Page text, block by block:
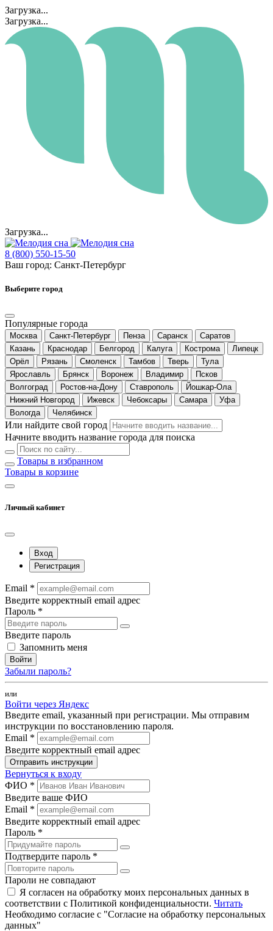
Загрузка...
Загрузка...
Загрузка...
8 (800) 550-15-50
Ваш город: Санкт-Петербург
Выберите город
Популярные города
Москва Санкт-Петербург Пенза Саранск
Саратов
Казань
Краснодар Белгород Калуга Кострома
Липецк
Орёл
Рязань Смоленск Тамбов Тверь
Тула
Ярославль
Брянск Воронеж Владимир
Псков
Волгоград
Ростов-на-Дону Ставрополь
Йошкар-Ола
Нижний Новгород
Ижевск Чебоксары Самара
Уфа
Вологда
Челябинск
Или найдите свой город
Начните вводить название города для поиска
Товары в избранном
Товары в корзине
Личный кабинет
Вход
Регистрация
Email *
Введите корректный email адрес
Пароль *
Введите пароль
Запомнить меня
Войти
Забыли пароль?
или
Войти через Яндекс
Введите email, указанный при регистрации. Мы отправим
инструкции по восстановлению пароля.
Email *
Введите корректный email адрес
Отправить инструкции
Вернуться к входу
ФИО *
Введите ваше ФИО
Email *
Введите корректный email адрес
Пароль *
Подтвердите пароль *
Пароли не совпадают
Я согласен на обработку моих персональных данных в
соответствии с Политикой конфиденциальности. Читать
Необходимо согласие с "Согласие на обработку персональных
данных"